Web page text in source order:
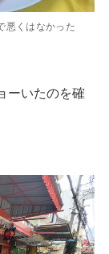
くはなかった
ーいたのを確